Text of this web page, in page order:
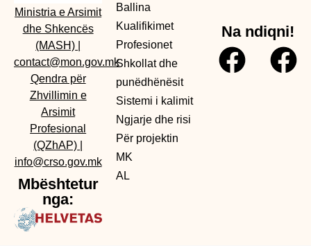
Ministria e Arsimit
dhe Shkencës
(MASH)
contact@mon.gov.mk
Qendra për
Zhvillimin e
Arsimit
Profesional
(QZhAP)
info@crso.gov.mk
Mbështetur
nga:
Ballina
Kualifikimet
Profesionet
Shkollat dhe
punëdhënësit
Sistemi i kalimit
Ngjarje dhe risi
Për projektin
MK
AL
Na ndiqni!